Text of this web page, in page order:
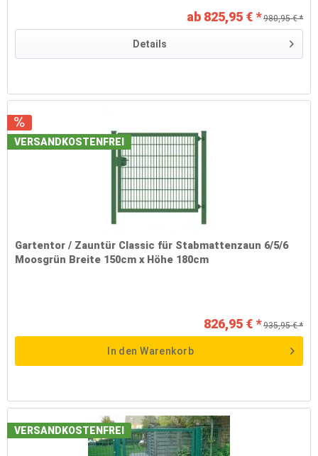
ab 825,95 € * 980,95 € *
Details
VERSANDKOSTENFREI
Gartentor / Zauntür Classic für Stabmattenzaun 6/5/6
Moosgrün Breite 150cm x Höhe 180cm
826,95 € * 935,95 € *
In den Warenkorb
VERSANDKOSTENFREI